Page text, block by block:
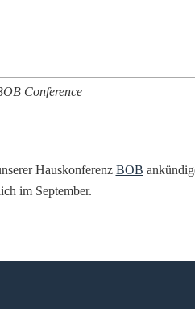
Conference
Hauskonferenz BOB
im September.